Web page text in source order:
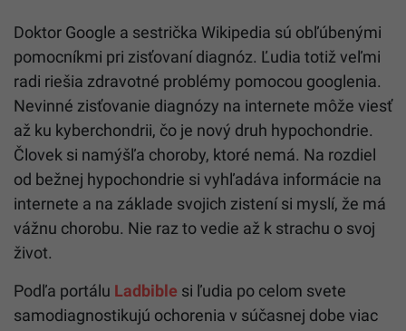
Doktor Google a sestrička Wikipedia sú obľúbenými
pomocníkmi pri zisťovaní diagnóz. Ľudia totiž veľmi
radi riešia zdravotné problémy pomocou googlenia.
Nevinné zisťovanie diagnózy na internete môže viesť
až ku kyberchondrii, čo je nový druh hypochondrie.
Človek si namýšľa choroby, ktoré nemá. Na rozdiel
od bežnej hypochondrie si vyhľadáva informácie na
internete a na základe svojich zistení si myslí, že má
vážnu chorobu. Nie raz to vedie až k strachu o svoj
život.
Podľa portálu Ladbible si ľudia po celom svete
samodiagnostikujú ochorenia v súčasnej dobe viac